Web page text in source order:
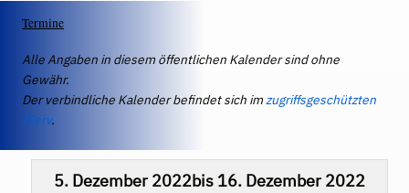
Termine
Alle Angaben in diesem öffentlichen Kalender sind ohne
Gewähr.
Der verbindliche Kalender befindet sich imzugriffsgeschützten
IServ.
5. Dezember 2022bis 16. Dezember 2022